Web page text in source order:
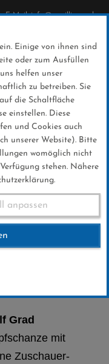
E-Mail: info@sc-willingen.de
Grad
mit
Zuschauer-
Einige von ihnen sind
oder zum Ausfüllen
helfen unser
zu betreiben. Sie
die Schaltfläche
einstellen. Diese
und Cookies auch
unserer Website). Bitte
womöglich nicht
stehen. Nähere
anpassen